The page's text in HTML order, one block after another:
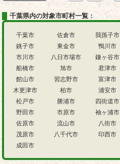
千葉県内の対象市町村一覧：
千葉市
銚子市
市川市
船橋市
館山市
木更津市
松戸市
野田市
佐原市
茂原市
成田市
佐倉市
東金市
八日市場市
旭市
習志野市
柏市
勝浦市
市原市
流山市
八千代市
我孫子市
鴨川市
鎌ヶ谷市
君津市
富津市
浦安市
四街道市
袖ヶ浦市
八街市
印西市